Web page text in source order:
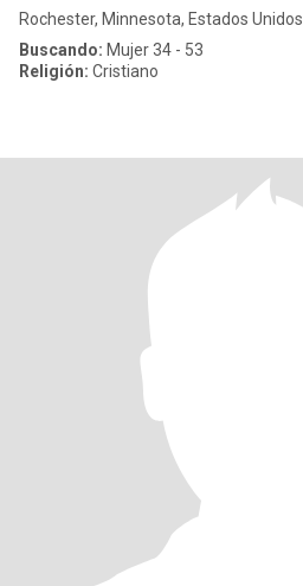
Rochester, Minnesota, Estados Unidos
Buscando: Mujer 34 - 53
Religión: Cristiano